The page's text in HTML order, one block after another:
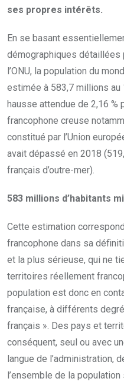
ses propres intérêts.
En se basant
démographiques détaillées
l’ONU, la population du
estimée à 583,7 millions au
hausse attendue de 2,16 %
francophone creuse
constitué par l’Union
avait dépassé en 2018
français d’outre-mer).
583 millions d’habitants
Cette estimation
francophone dans sa
et la plus sérieuse, qui ne
territoires réellement
population est donc en
française, à différents
français ». Des pays et
conséquent, seul ou avec
langue de l’administration,
l’ensemble de la population